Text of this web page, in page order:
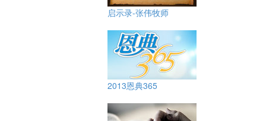
启示录-张伟牧师
2013恩典365